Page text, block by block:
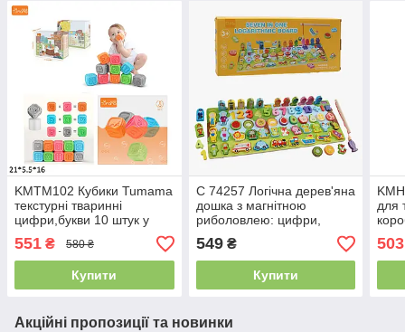
KMTM102 Кубики Tumama
текстурні тваринні
цифри,букви 10 штук у
551 ₴ 580 ₴
Купити
C 74257 Логічна дерев'яна
дошка з магнітною
риболовлею: цифри,
фрукти, фігурки людей,
англійські написи, в
549₴
Купити
для
Акційні пропозиції та новинки